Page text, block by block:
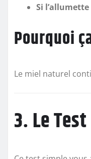
Si
Pourquoi
Le miel naturel
3. Le